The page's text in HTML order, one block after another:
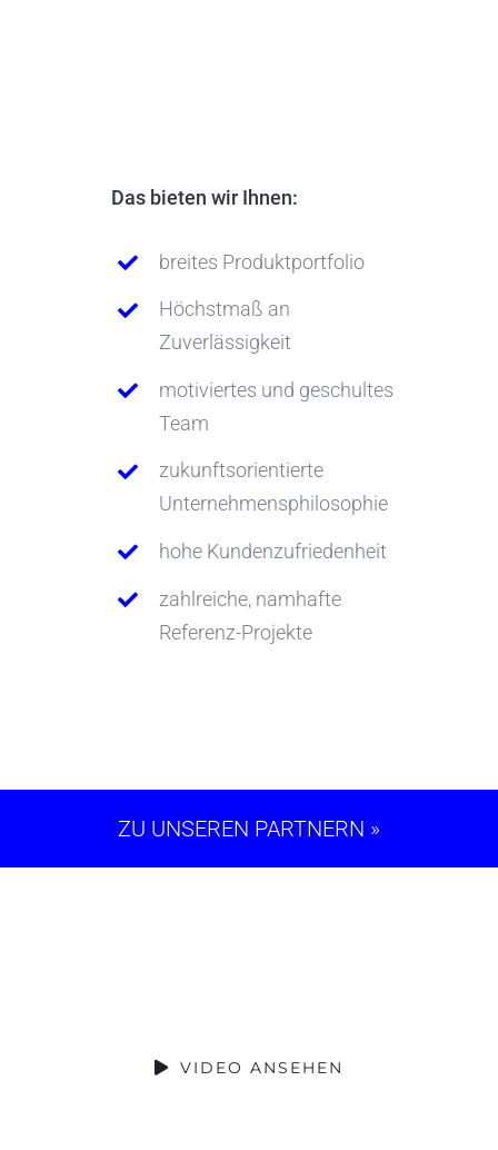
Das bieten wir Ihnen:
breites Produktportfolio
Höchstmaß an
Zuverlässigkeit
motiviertes und geschultes
Team
zukunftsorientierte
Unternehmensphilosophie
hohe Kundenzufriedenheit
zahlreiche, namhafte
Referenz-Projekte
ZU UNSEREN PARTNERN »
VIDEO ANSEHEN